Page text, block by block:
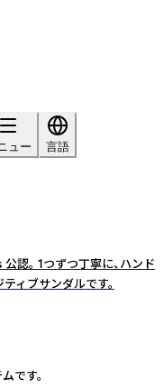
ュー
言語
認。 1つずつ丁寧に、ハンド
ィブサンダルです。
です。